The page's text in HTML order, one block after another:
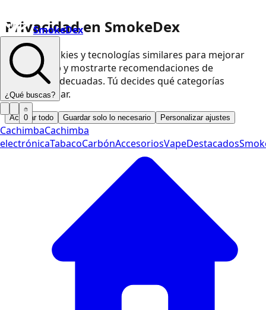
Privacidad en SmokeDex
Usamos cookies y tecnologías similares para mejorar
nuestra web y mostrarte recomendaciones de
productos adecuadas. Tú decides qué categorías
podemos usar.
Aceptar todo Guardar solo lo necesario Personalizar ajustes
SmokeDex
¿Qué buscas?
0
CachimbaCachimba
electrónicaTabacoCarbónAccesoriosVapeDestacados